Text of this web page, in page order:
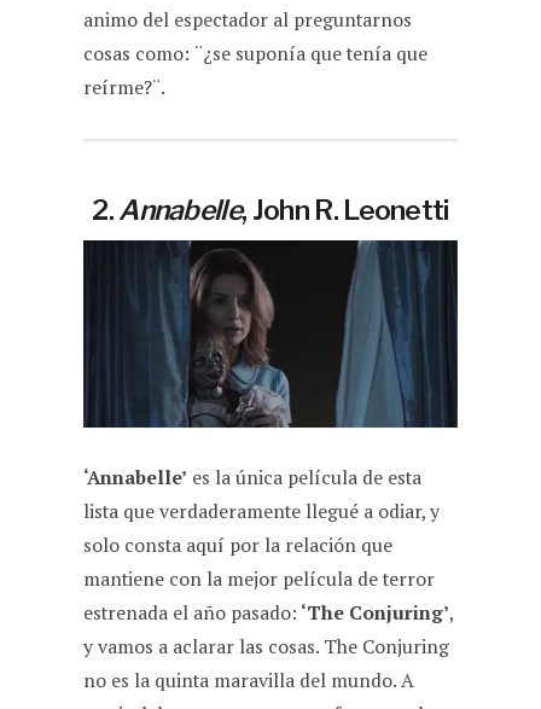
animo del espectador al preguntarnos
cosas como: ¨¿se suponía que tenía que
reírme?¨.
2.Annabelle, John R. Leonetti
‘Annabelle’ es la única película de esta
lista que verdaderamente llegué a odiar, y
solo consta aquí por la relación que
mantiene con la mejor película de terror
estrenada el año pasado: ‘The Conjuring’,
y vamos a aclarar las cosas. The Conjuring
no es la quinta maravilla del mundo. A